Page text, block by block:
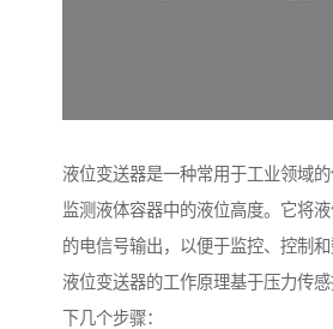
液位变送器是一种常用于工业领域
监测液体容器中的液位高度。它将
的电信号输出，以便于监控、控制和
液位变送器的工作原理基于压力传
下几个步骤：